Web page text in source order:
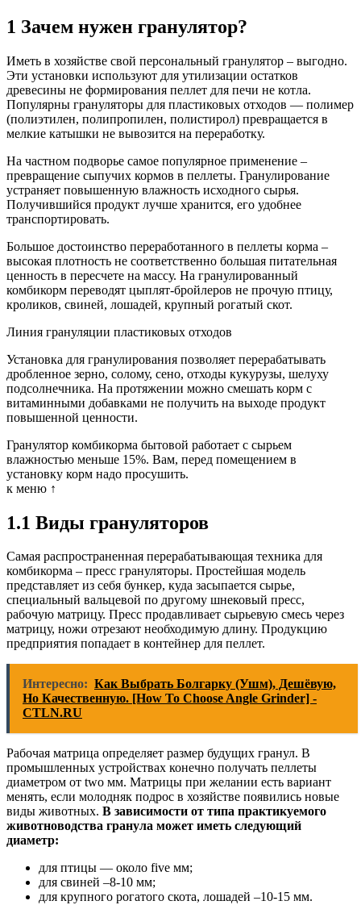
1 Зачем нужен гранулятор?
Иметь в хозяйстве свой персональный гранулятор – выгодно.
Эти установки используют для утилизации остатков
древесины не формирования пеллет для печи не котла.
Популярны грануляторы для пластиковых отходов — полимер
(полиэтилен, полипропилен, полистирол) превращается в
мелкие катышки не вывозится на переработку.
На частном подворье самое популярное применение –
превращение сыпучих кормов в пеллеты. Гранулирование
устраняет повышенную влажность исходного сырья.
Получившийся продукт лучше хранится, его удобнее
транспортировать.
Большое достоинство переработанного в пеллеты корма –
высокая плотность не соответственно большая питательная
ценность в пересчете на массу. На гранулированный
комбикорм переводят цыплят-бройлеров не прочую птицу,
кроликов, свиней, лошадей, крупный рогатый скот.
Линия грануляции пластиковых отходов
Установка для гранулирования позволяет перерабатывать
дробленное зерно, солому, сено, отходы кукурузы, шелуху
подсолнечника. На протяжении можно смешать корм с
витаминными добавками не получить на выходе продукт
повышенной ценности.
Гранулятор комбикорма бытовой работает с сырьем
влажностью меньше 15%. Вам, перед помещением в
установку корм надо просушить.
к меню ↑
1.1 Виды грануляторов
Самая распространенная перерабатывающая техника для
комбикорма – пресс грануляторы. Простейшая модель
представляет из себя бункер, куда засыпается сырье,
специальный вальцевой по другому шнековый пресс,
рабочую матрицу. Пресс продавливает сырьевую смесь через
матрицу, ножи отрезают необходимую длину. Продукцию
предприятия попадает в контейнер для пеллет.
Интересно: Как Выбрать Болгарку (Ушм), Дешёвую,
Но Качественную. [How To Choose Angle Grinder] -
CTLN.RU
Рабочая матрица определяет размер будущих гранул. В
промышленных устройствах конечно получать пеллеты
диаметром от two мм. Матрицы при желании есть вариант
менять, если молодняк подрос в хозяйстве появились новые
виды животных. В зависимости от типа практикуемого
животноводства гранула может иметь следующий
диаметр:
для птицы — около five мм;
для свиней –8-10 мм;
для крупного рогатого скота, лошадей –10-15 мм.